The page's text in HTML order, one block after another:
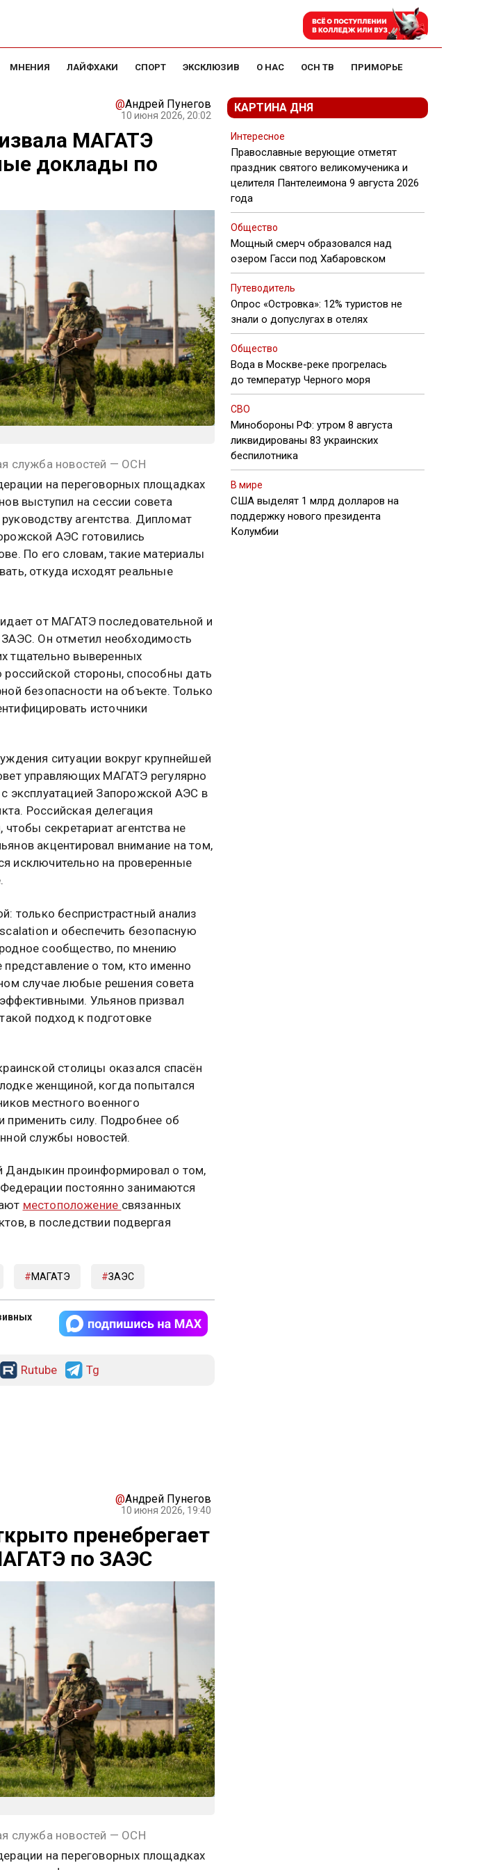
МНЕНИЯ ЛАЙФХАКИ СПОРТ ЭКСКЛЮЗИВ О НАС ОСН ТВ ПРИМОРЬЕ
@Андрей Пунегов
10 июня 2026, 20:02
МАГАТЭ
доклады по
служба новостей — ОСН
на переговорных площадках
выступил на сессии совета
агентства. Дипломат
АЭС готовились
По его словам, такие материалы
откуда исходят реальные
от МАГАТЭ последовательной и
Он отметил необходимость
тщательно выверенных
стороны, способны дать
безопасности на объекте. Только
источники
ситуации вокруг крупнейшей
управляющих МАГАТЭ регулярно
эксплуатацией Запорожской АЭС в
Российская делегация
секретариат агентства не
акцентировал внимание на том,
исключительно на проверенные
только беспристрастный анализ
и обеспечить безопасную
сообщество, по мнению
о том, кто именно
случае любые решения совета
Ульянов призвал
подход к подготовке
столицы оказался спасён
женщиной, когда попытался
местного военного
применить силу. Подробнее об
службы новостей.
Дандыкин проинформировал о том,
постоянно занимаются
местоположение связанных
в последствии подвергая
МАГАТЭ ЗАЭС
Rutube Tg
@Андрей Пунегов
10 июня 2026, 19:40
пренебрегает
по ЗАЭС
служба новостей — ОСН
на переговорных площадках
КАРТИНА ДНЯ
Интересное
Православные верующие отметят
праздник святого великомученика и
целителя Пантелеимона 9 августа 2026
года
Общество
Мощный смерч образовался над
озером Гасси под Хабаровском
Путеводитель
Опрос «Островка»: 12% туристов не
знали о допуслугах в отелях
Общество
Вода в Москве-реке прогрелась
до температур Черного моря
СВО
Минобороны РФ: утром 8 августа
ликвидированы 83 украинских
беспилотника
В мире
США выделят 1 млрд долларов на
поддержку нового президента
Колумбии